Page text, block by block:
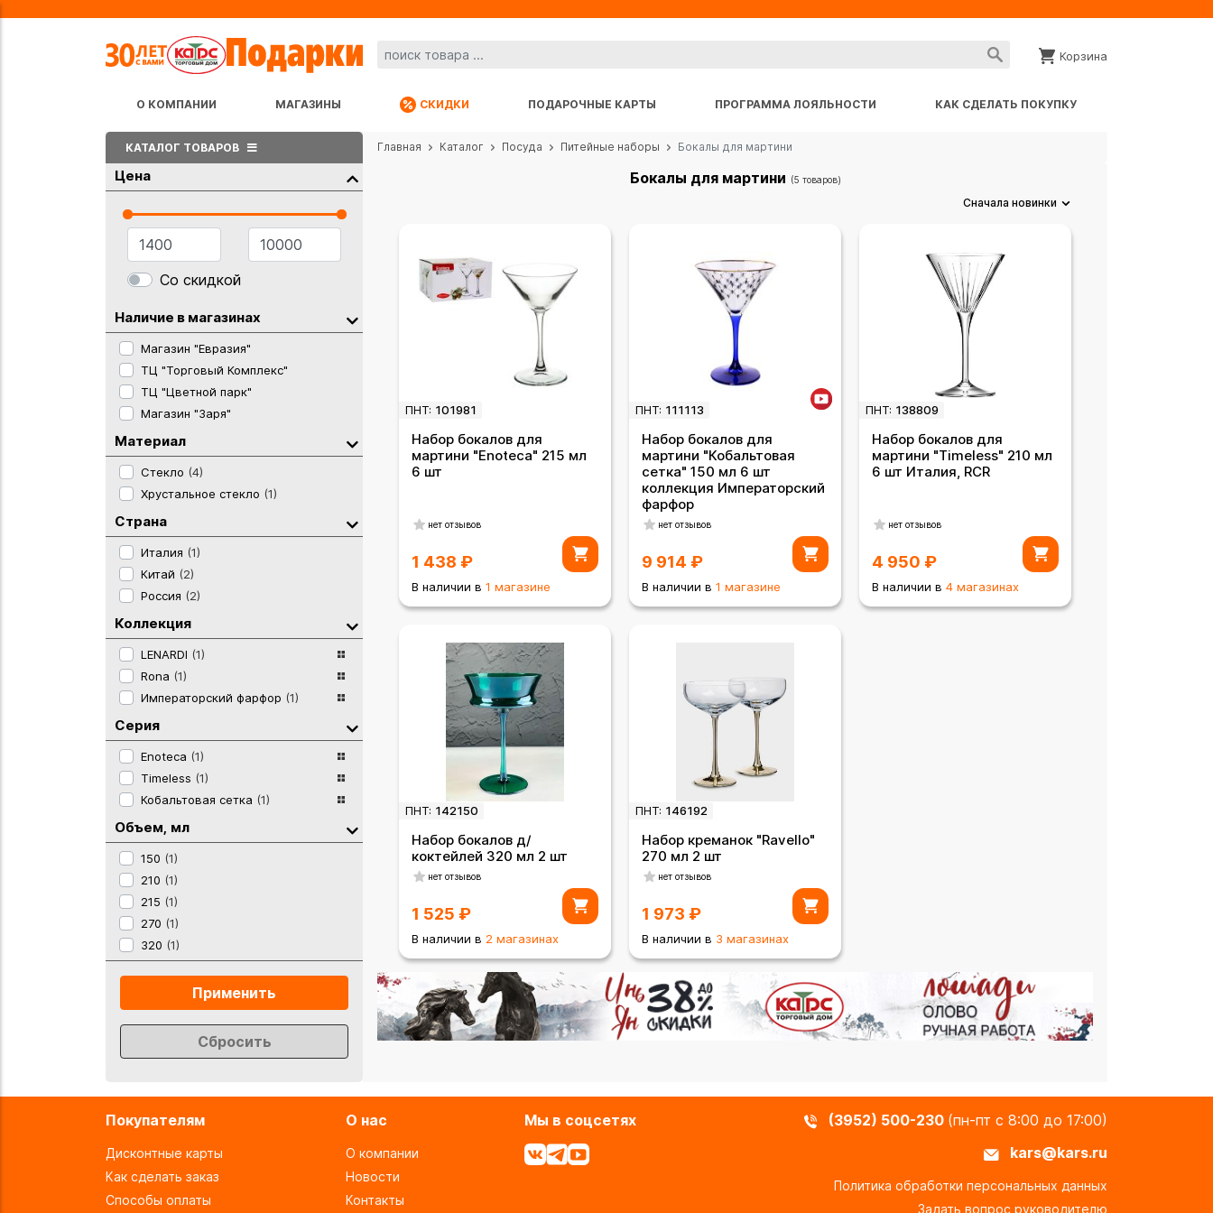
Корзина
О КОМПАНИИ МАГАЗИНЫ СКИДКИ ПОДАРОЧНЫЕ КАРТЫ ПРОГРАММА ЛОЯЛЬНОСТИ КАК СДЕЛАТЬ ПОКУПКУ
КАТАЛОГ ТОВАРОВ
Цена
Со скидкой
Наличие в магазинах
Магазин "Евразия"
ТЦ "Торговый Комплекс"
ТЦ "Цветной парк"
Магазин "Заря"
Материал
Стекло (4)
Хрустальное стекло (1)
Страна
Италия (1)
Китай (2)
Россия (2)
Коллекция
LENARDI (1)
Rona (1)
Императорский фарфор (1)
Серия
Enoteca (1)
Timeless (1)
Кобальтовая сетка (1)
Объем, мл
150 (1)
210 (1)
215 (1)
270 (1)
320 (1)
Применить
Сбросить
Главная Каталог Посуда Питейные наборы Бокалы для мартини
Бокалы для мартини (5 товаров)
Сначала новинки
ПНТ: 101981
Набор бокалов для
мартини "Enoteca" 215 мл
6 шт
нет отзывов
1 438 ₽
В наличии в 1 магазине
ПНТ: 111113
Набор бокалов для
мартини "Кобальтовая
сетка" 150 мл 6 шт
коллекция Императорский
фарфор
нет отзывов
9 914 ₽
В наличии в 1 магазине
ПНТ: 138809
Набор бокалов для
мартини "Timeless" 210 мл
6 шт Италия, RCR
нет отзывов
4 950 ₽
В наличии в 4 магазинах
ПНТ: 142150
Набор бокалов д/
коктейлей 320 мл 2 шт
нет отзывов
1 525 ₽
В наличии в 2 магазинах
ПНТ: 146192
Набор креманок "Ravello"
270 мл 2 шт
нет отзывов
1 973 ₽
В наличии в 3 магазинах
Покупателям
Дисконтные карты
Как сделать заказ
Способы оплаты
О нас
О компании
Новости
Контакты
Мы в соцсетях (3952) 500-230 (пн-пт с 8:00 до 17:00)
kars@kars.ru
Политика обработки персональных данных
Задать вопрос руководителю